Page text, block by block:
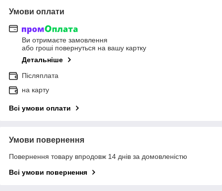
Умови оплати
Ви отримаєте замовлення
або гроші повернуться на вашу картку
Детальніше
Післяплата
на карту
Всі умови оплати
Умови повернення
Повернення товару впродовж 14 днів за домовленістю
Всі умови повернення